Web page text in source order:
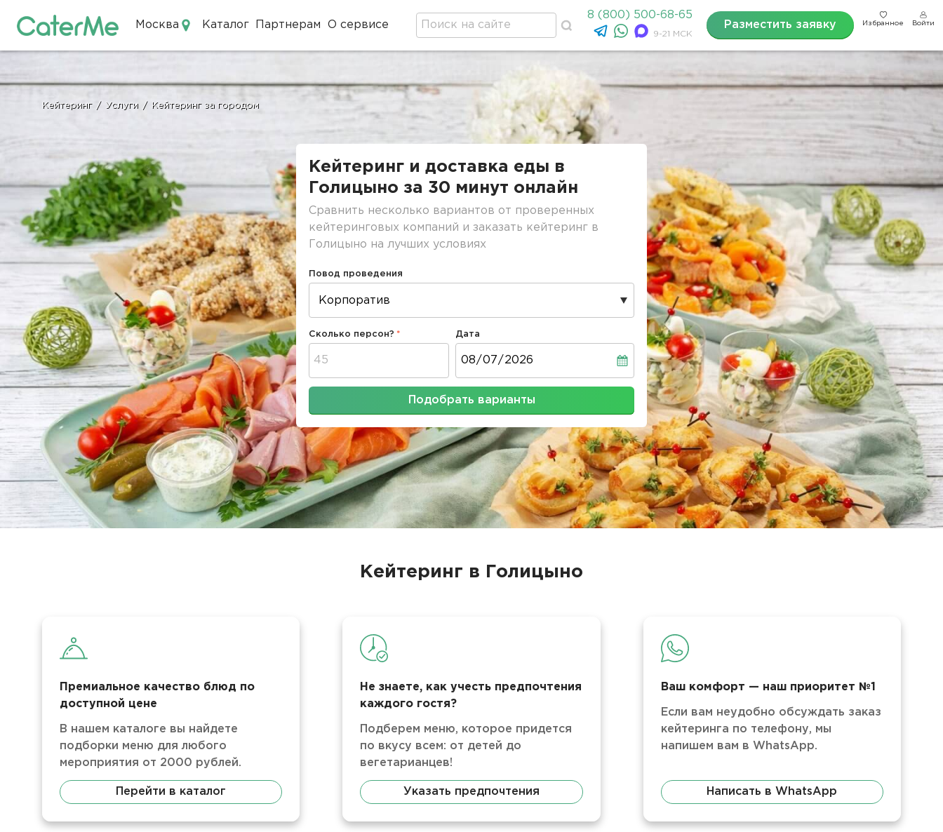
Москва Каталог Партнерам О сервисе
8 (800) 500-68-65
9-21 МСК
Разместить заявку Избранное Войти
Строка
Кейтеринг / Услуги / Кейтеринг за городом
Кейтеринг и доставка еды в
Голицыно за 30 минут онлайн
Сравнить несколько вариантов от проверенных
кейтеринговых компаний и заказать кейтеринг в
Голицыно на лучших условиях
Повод проведения
Сколько персон? Дата
Подобрать варианты
Кейтеринг в Голицыно
Премиальное качество блюд по
доступной цене
В нашем каталоге вы найдете
подборки меню для любого
мероприятия от 2000 рублей.
Перейти в каталог
Не знаете, как учесть предпочтения
каждого гостя?
Подберем меню, которое придется
по вкусу всем: от детей до
вегетарианцев!
Указать предпочтения
Ваш комфорт — наш приоритет №1
Если вам неудобно обсуждать заказ
кейтеринга по телефону, мы
напишем вам в WhatsApp.
Написать в WhatsApp